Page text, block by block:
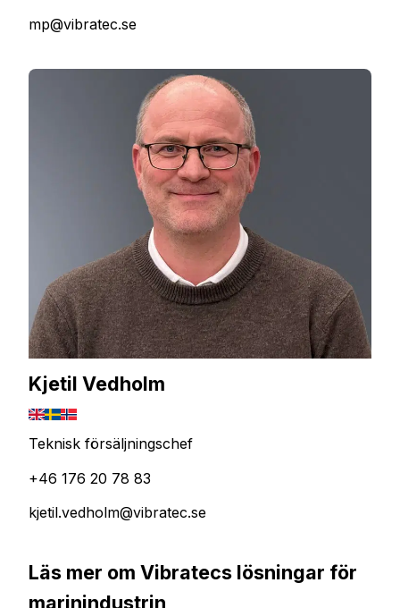
mp@vibratec.se
Kjetil Vedholm
Teknisk försäljningschef
+46 176 20 78 83
kjetil.vedholm@vibratec.se
Läs mer om Vibratecs lösningar för
marinindustrin